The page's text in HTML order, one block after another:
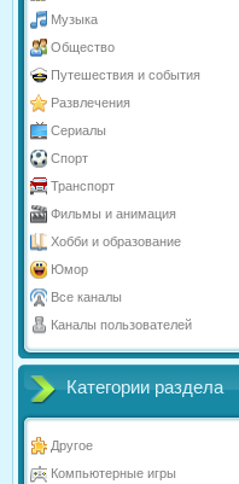
Музыка
Общество
Путешествия и события
Развлечения
Сериалы
Спорт
Транспорт
Фильмы и анимация
Хобби и образование
Юмор
Все каналы
Каналы пользователей
Категории раздела
Другое
Компьютерные игры